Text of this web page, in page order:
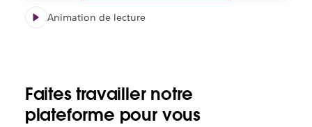
Animation de lecture
Faites travailler notre
plateforme pour vous